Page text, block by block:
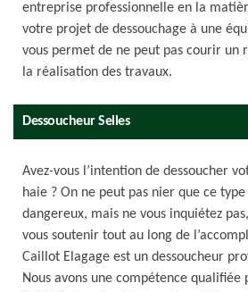
entreprise professionnelle en la
votre projet de dessouchage à une
vous permet de ne peut pas courir un
la réalisation des travaux.
Dessoucheur Selles
Avez-vous l’intention de dessoucher
haie ? On ne peut pas nier que ce
dangereux, mais ne vous inquiétez
vous soutenir tout au long de
Caillot Elagage est un dessoucheur
Nous avons une compétence qualifiée